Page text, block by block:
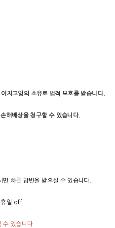
지고잉의 소유로 법적 보호를 받습니다.
해배상을 청구할 수 있습니다.
빠른 답변을 받으실 수 있습니다.
휴일 off
수 있습니다